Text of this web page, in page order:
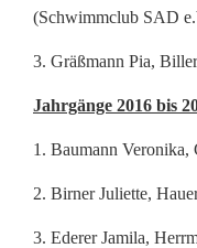
(Schwimmclub SAD
3. Gräßmann Pia,
Jahrgänge 2016 bis
1. Baumann
2. Birner Juliette,
3. Ederer Jamila,